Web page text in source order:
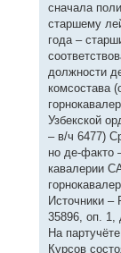
сначала
старшему
года –
должности
комсостава
Узбекской
– в/ч 6477)
но де-факто
кавалерии
Источники
35896, оп. 1,
На
Курсов